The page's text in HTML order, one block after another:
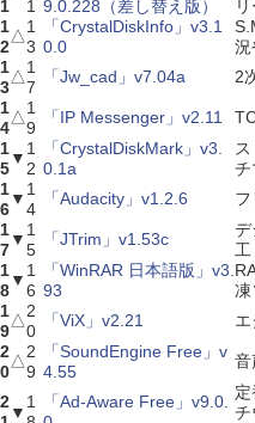
1
1 9.0.228（差し替え版）
1
2
△1
3
「CrystalDiskInfo」v3.1
0.0
況
1
3
△1
7
「Jw_cad」v7.04a 2
1
4
△1
9
「IP Messenger」v2.11
1
5
▼ 1
2
「CrystalDiskMark」v3.
0.1a
チ
1
6
▼ 1
4
「Audacity」v1.2.6
1
7
▼ 1
5
「JTrim」v1.53c
デ
1
8
▼ 1
6
「WinRAR 日本語版」v3.
93
凍
1
9
△2
0
「ViX」v2.21
2
0
△2
9
「SoundEngine Free」v
4.55
音
2
▼
1
「Ad-Aware Free」v9.0.
チ